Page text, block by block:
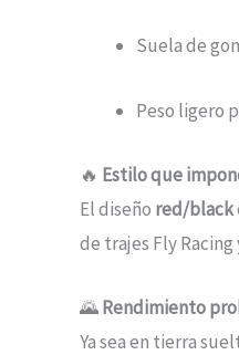
Suela de
Peso ligero
🔥 Estilo que
El diseño red/black
de trajes Fly
🌄Rendimiento
Ya sea en tierra